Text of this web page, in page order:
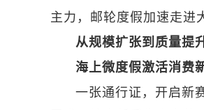
主力，邮轮度假加速走进
从规模扩张到质量提
海上微度假激活消费
一张通行证，开启新